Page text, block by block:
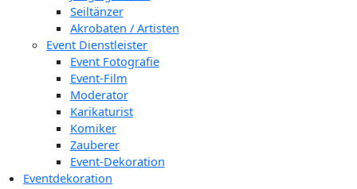
Seiltänzer
Akrobaten / Artisten
Event Dienstleister
Event Fotografie
Event-Film
Moderator
Karikaturist
Komiker
Zauberer
Event-Dekoration
Eventdekoration